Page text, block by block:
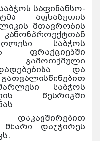
საფინანსო-
აფხაზეთის
მთავრობის
საბჭოს
ფრაქციებში
გამოთქმული
და
საბჭოს
წესრიგში
მხარი დაუჭირეს